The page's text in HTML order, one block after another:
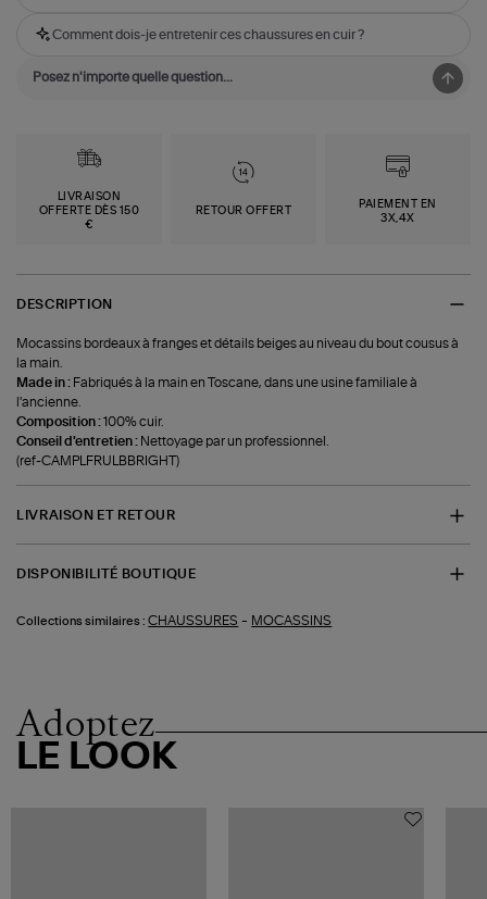
Comment dois-je entretenir ces chaussures en cuir ?
LIVRAISON
OFFERTE DÈS 150
€
RETOUR OFFERT
PAIEMENT EN
3X,4X
DESCRIPTION
Mocassins bordeaux à franges et détails beiges au niveau du bout cousus à
la main.
Made in : Fabriqués à la main en Toscane, dans une usine familiale à
l'ancienne.
Composition :100% cuir.
Conseil d'entretien : Nettoyage par un professionnel.
(ref-CAMPLFRULBBRIGHT)
LIVRAISON ET RETOUR
DISPONIBILITÉ BOUTIQUE
Collections similaires : CHAUSSURES - MOCASSINS
Adoptez
LE LOOK